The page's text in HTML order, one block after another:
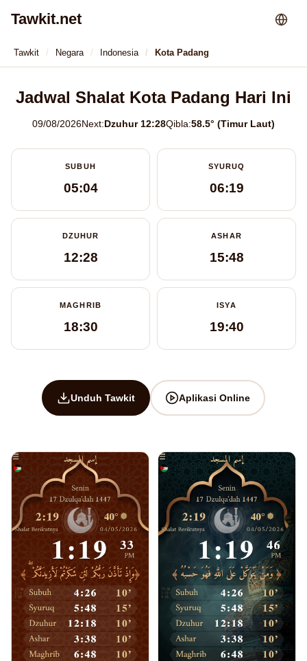
Tawkit.net
Tawkit Negara Indonesia Kota Padang
Jadwal Shalat Kota Padang Hari Ini
09/08/2026Next:Dzuhur 12:28Qibla:58.5° (Timur Laut)
SUBUH
05:04
SYURUQ
06:19
DZUHUR
12:28
ASHAR
15:48
MAGHRIB
18:30
ISYA
19:40
Unduh Tawkit Aplikasi Online